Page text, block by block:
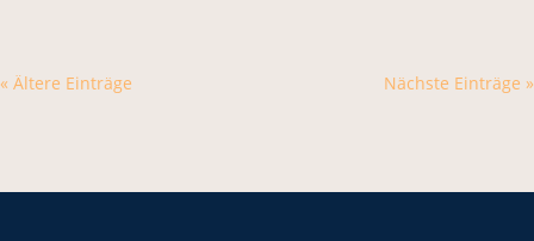
« Ältere Einträge Nächste Einträge »